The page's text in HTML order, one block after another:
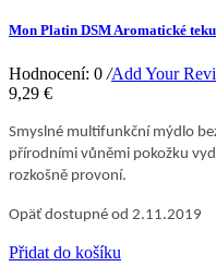
Mon Platin DSM Aromatické
Hodnocení: 0 /Add Your
9,29 €
Smyslné multifunkční mýdlo
přírodními vůněmi pokožku
rozkošně provoní.
Opäť dostupné od 2.11.2019
Přidat do košíku